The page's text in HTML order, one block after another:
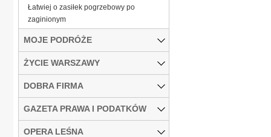
Łatwiej o zasiłek pogrzebowy po
zaginionym
MOJE PODRÓŻE
ŻYCIE WARSZAWY
DOBRA FIRMA
GAZETA PRAWA I PODATKÓW
OPERA LEŚNA